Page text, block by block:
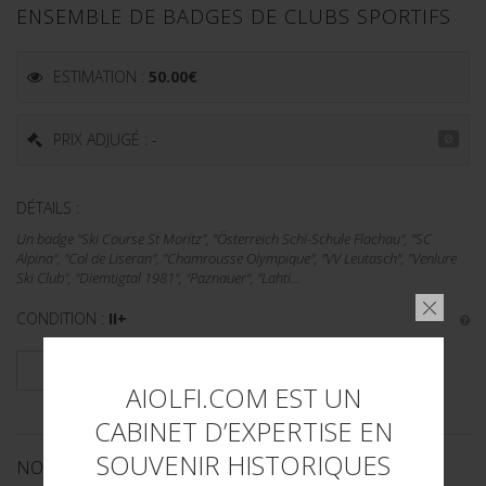
AIOLFI.COM EST UN
CABINET D’EXPERTISE EN
SOUVENIR HISTORIQUES
ENSEMBLE DE BADGES DE CLUBS SPORTIFS
ESTIMATION : 50.00€
PRIX ADJUGÉ : -
DÉTAILS :
Un badge "Ski Course St Moritz", "Österreich Schi-Schule Flachau", "SC
Alpina", "Col de Liseran", "Chamrousse Olympique", "VV Leutasch", "Venlure
Ski Club", "Diemtigtal 1981", "Paznauer", "Lahti...
CONDITION : II+
NOS CATALOGUES